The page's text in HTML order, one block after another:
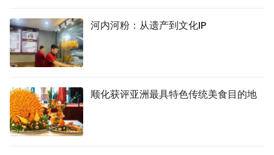
河内河粉：从遗产到文化IP
顺化获评亚洲最具特色传统美食目的地